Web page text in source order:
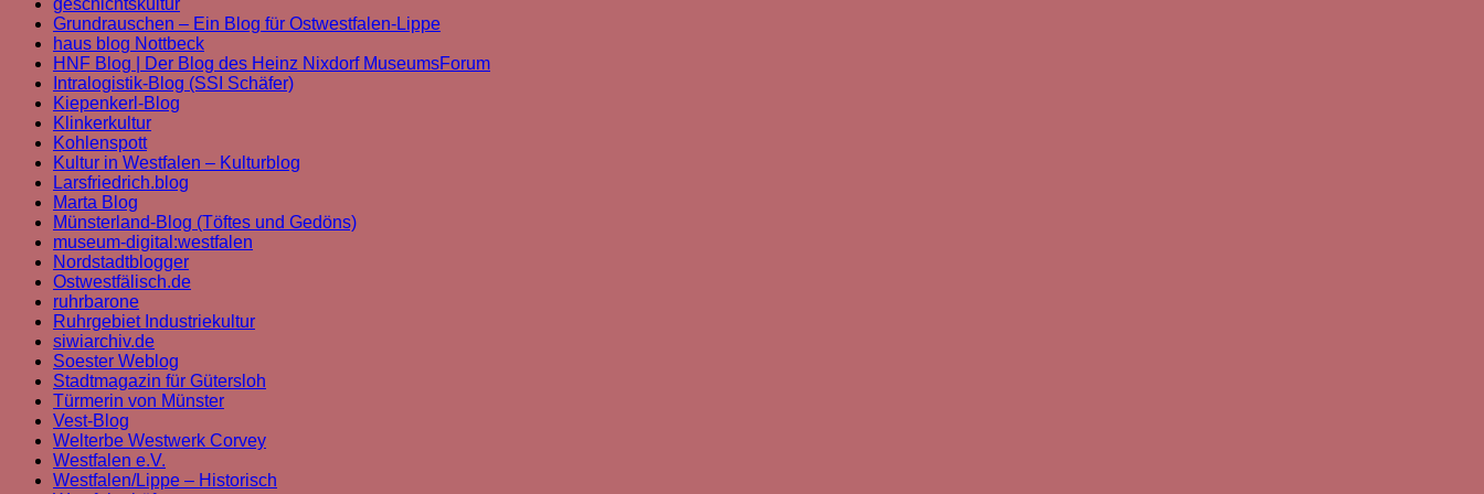
geschichtskultur
Grundrauschen – Ein Blog für Ostwestfalen-Lippe
haus blog Nottbeck
HNF Blog | Der Blog des Heinz Nixdorf MuseumsForum
Intralogistik-Blog (SSI Schäfer)
Kiepenkerl-Blog
Klinkerkultur
Kohlenspott
Kultur in Westfalen – Kulturblog
Larsfriedrich.blog
Marta Blog
Münsterland-Blog (Töftes und Gedöns)
museum-digital:westfalen
Nordstadtblogger
Ostwestfälisch.de
ruhrbarone
Ruhrgebiet Industriekultur
siwiarchiv.de
Soester Weblog
Stadtmagazin für Gütersloh
Türmerin von Münster
Vest-Blog
Welterbe Westwerk Corvey
Westfalen e.V.
Westfalen/Lippe – Historisch